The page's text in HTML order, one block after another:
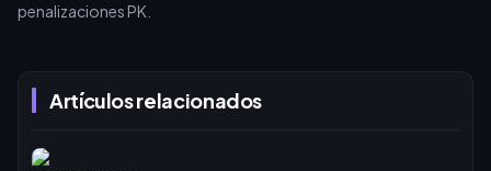
Artículos relacionados
penalizaciones PK.